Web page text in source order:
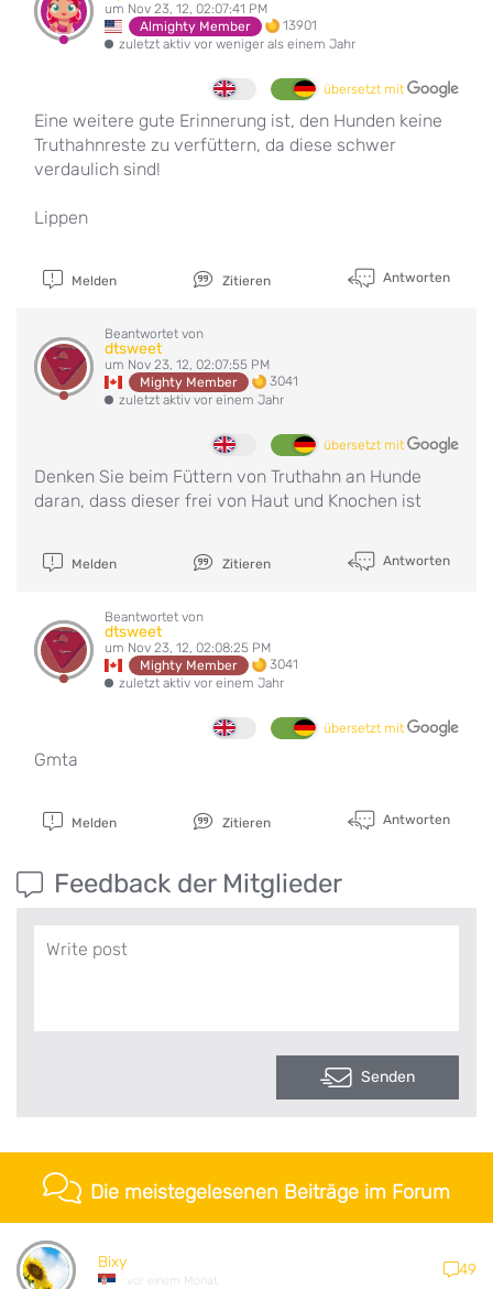
um Nov 23, 12, 02:07:41 PM
Almighty Member
13901
zuletzt aktiv vor weniger als einem Jahr
übersetzt mit
Eine weitere gute Erinnerung ist, den Hunden keine
Truthahnreste zu verfüttern, da diese schwer
verdaulich sind!
Lippen
Melden Zitieren Antworten
Beantwortet von
dtsweet
um Nov 23, 12, 02:07:55 PM
Mighty Member
3041
zuletzt aktiv vor einem Jahr
übersetzt mit
Denken Sie beim Füttern von Truthahn an Hunde
daran, dass dieser frei von Haut und Knochen ist
Melden Zitieren Antworten
Beantwortet von
dtsweet
um Nov 23, 12, 02:08:25 PM
Mighty Member
3041
zuletzt aktiv vor einem Jahr
übersetzt mit
Gmta
Melden Zitieren Antworten
Feedback der Mitglieder
Senden
Die meistegelesenen Beiträge im Forum
Bixy
vor einem Monat
49